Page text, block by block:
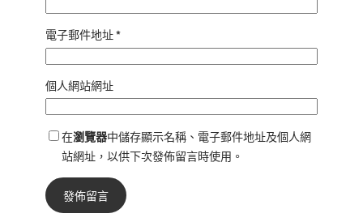
電子郵件地址*
個人網站網址
在瀏覽器中儲存顯示名稱、電子郵件地址及個人網
站網址，以供下次發佈留言時使用。